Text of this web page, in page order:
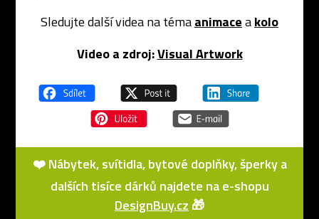
Sledujte další videa na témaanimaceakolo
Video a zdroj:Visual Artwork
❤️ Nábytek, svítidla, bytové doplňky, šperky a
dalších tisíce dárků najdete na e-shopu
DesignBuy.cz 🎁